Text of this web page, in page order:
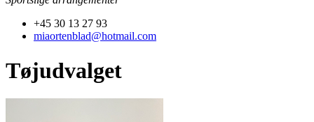
+45 30 13 27 93
miaortenblad@hotmail.com
Tøjudvalget